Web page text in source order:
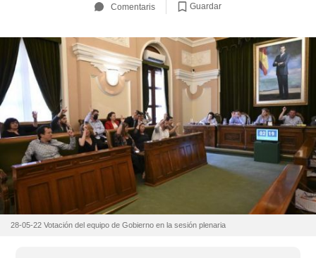
Comentaris Guardar
28-05-22 Votación del equipo de Gobierno en la sesión plenaria